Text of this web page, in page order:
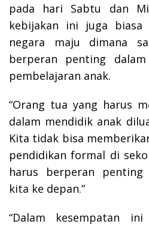
pada hari Sabtu dan
kebijakan ini juga biasa
negara maju dimana
berperan penting
pembelajaran anak.
“Orang tua yang harus
dalam mendidik anak
Kita tidak bisa
pendidikan formal di
harus berperan penting
kita ke depan.”
“Dalam kesempatan